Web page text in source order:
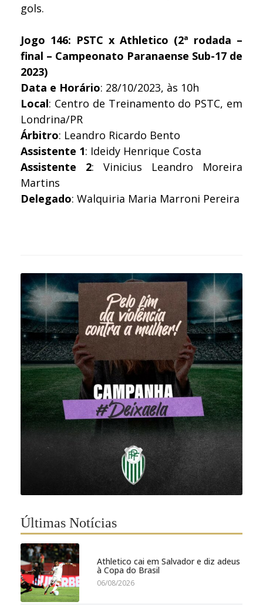
gols.
Jogo 146: PSTC x Athletico (2ª rodada –
final – Campeonato Paranaense Sub-17 de
2023)
Data e Horário: 28/10/2023, às 10h
Local: Centro de Treinamento do PSTC, em
Londrina/PR
Árbitro: Leandro Ricardo Bento
Assistente 1: Ideidy Henrique Costa
Assistente 2: Vinicius Leandro Moreira
Martins
Delegado: Walquiria Maria Marroni Pereira
Últimas Notícias
Athletico cai em Salvador e diz adeus
à Copa do Brasil
06/08/2026